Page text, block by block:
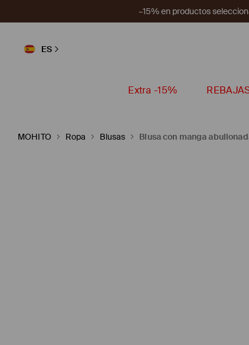
–15% en productos
ES
Extra -15%
MOHITO Ropa Blusas Blusa con manga